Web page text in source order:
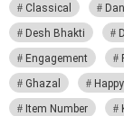
Classical
Desh Bhakti
Engagement
Ghazal
Item Number